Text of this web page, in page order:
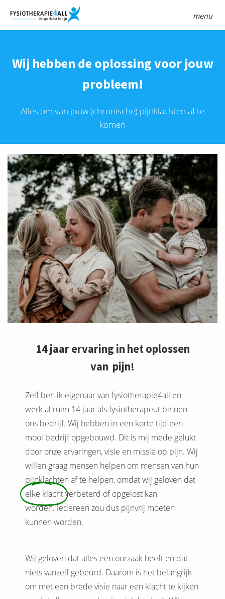
menu
Wij hebben de oplossing voor jouw
probleem!
Alles om van jouw (chronische) pijnklachten af te
komen
14 jaar ervaring in het oplossen
van pijn!
Zelf ben ik eigenaar van fysiotherapie4all en
werk al ruim 14 jaar als fysiotherapeut binnen
ons bedrijf. Wij hebben in een korte tijd een
mooi bedrijf opgebouwd. Dit is mij mede gelukt
door onze ervaringen, visie en missie op pijn. Wij
willen graag mensen helpen om mensen van hun
pijnklachten af te helpen, omdat wij geloven dat
elke klachtverbeterd of opgelost kan
worden. Iedereen zou dus pijnvrij moeten
kunnen worden.
Wij geloven dat alles een oorzaak heeft en dat
niets vanzelf gebeurd. Daarom is het belangrijk
om met een brede visie naar een klacht te kijken